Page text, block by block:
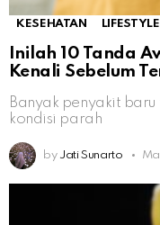
KESEHATAN LIFESTYLE
Inilah 10 Tanda
Kenali Sebelum
Banyak penyakit
kondisi parah
by Jati Sunarto